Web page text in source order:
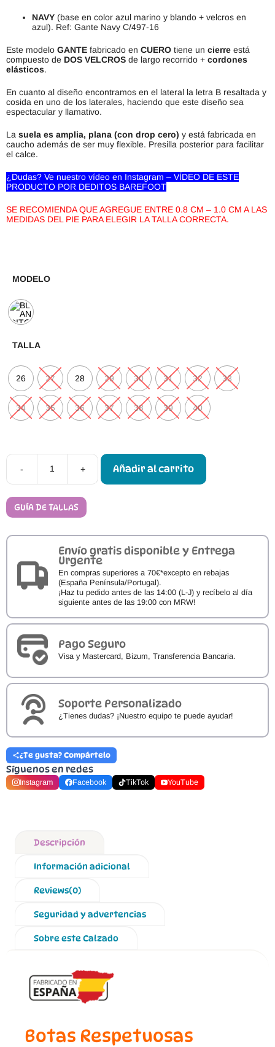
NAVY (base en color azul marino y blando + velcros en
azul). Ref: Gante Navy C/497-16
Este modelo GANTE fabricado en CUERO tiene un cierre está
compuesto de DOS VELCROS de largo recorrido + cordones
elásticos.
En cuanto al diseño encontramos en el lateral la letra B resaltada y
cosida en uno de los laterales, haciendo que este diseño sea
espectacular y llamativo.
La suela es amplia, plana (con drop cero) y está fabricada en
caucho además de ser muy flexible. Presilla posterior para facilitar
el calce.
¿Dudas? Ve nuestro vídeo en Instagram – VÍDEO DE ESTE
PRODUCTO POR DEDITOS BAREFOOT
SE RECOMIENDA QUE AGREGUE ENTRE 0.8 CM – 1.0 CM A LAS
MEDIDAS DEL PIE PARA ELEGIR LA TALLA CORRECTA.
MODELO
TALLA
26 27 28 29 30 31 32 33
34 35 36 37 38 39 40
-
Botas
Respetuosas
+ Añadir al carrito
GUÍA DE TALLAS
Envío gratis disponible y Entrega
Urgente
En compras superiores a 70€*excepto en rebajas
(España Península/Portugal).
¡Haz tu pedido antes de las 14:00 (L-J) y recíbelo al día
siguiente antes de las 19:00 con MRW!
Pago Seguro
Visa y Mastercard, Bizum, Transferencia Bancaria.
Soporte Personalizado
¿Tienes dudas? ¡Nuestro equipo te puede ayudar!
¿Te gusta? Compártelo
Síguenos en redes
Instagram Facebook TikTok YouTube
Descripción
Información adicional
Reviews(0)
Seguridad y advertencias
Sobre este Calzado
Botas Respetuosas